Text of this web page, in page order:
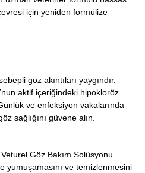
için yeniden formülize
göz akıntıları yaygındır.
aktif içeriğindeki hipokloröz
ve enfeksiyon vakalarında
sağlığını güvene alın.
Göz Bakım Solüsyonu
yumuşamasını ve temizlenmesini